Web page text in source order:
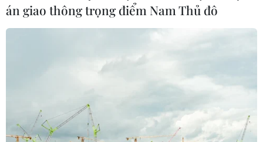
án giao thông trọng điểm Nam Thủ đô